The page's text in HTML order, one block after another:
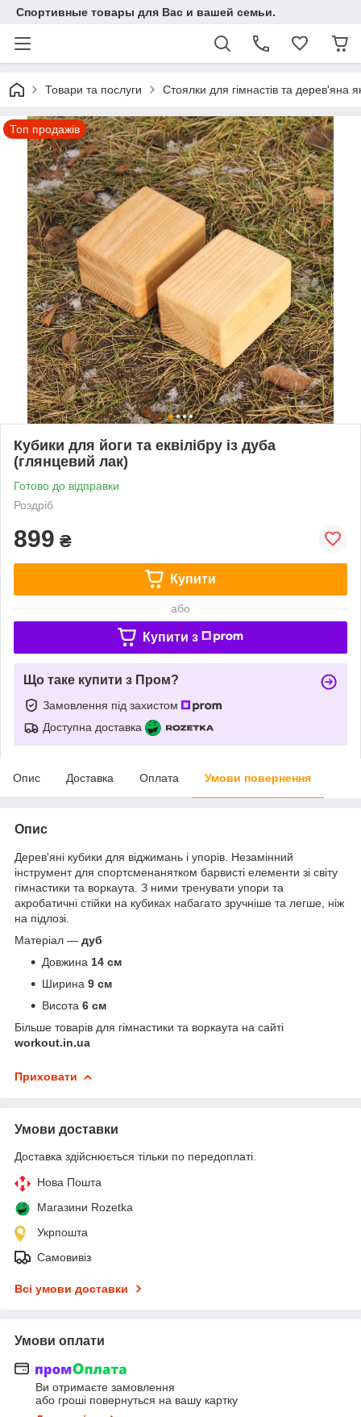
Спортивные товары для Вас и вашей семьи.
Товари та послуги Стоялки для гімнастів та дерев'яна
Топ продажів
Кубики для йоги та еквілібру із дуба
(глянцевий лак)
Готово до відправки
Роздріб
899 ₴
Купити
або
Купити з
Що таке купити з Пром?
Замовлення під захистом
Доступна доставка
Опис Доставка Оплата Умови повернення
Опис
Дерев'яні кубики для віджимань і упорів. Незамінний
інструмент для спортсменанятком барвисті елементи зі світу
гімнастики та воркаута. З ними тренувати упори та
акробатичні стійки на кубиках набагато зручніше та легше, ніж
на підлозі.
Матеріал — дуб
Довжина 14 см
Ширина 9 см
Висота 6 см
Більше товарів для гімнастики та воркаута на сайті
workout.in.ua
Приховати
Умови доставки
Доставка здійснюється тільки по передоплаті.
Нова Пошта
Магазини Rozetka
Укрпошта
Самовивіз
Всі умови доставки
Умови оплати
Ви отримаєте замовлення
або гроші повернуться на вашу картку